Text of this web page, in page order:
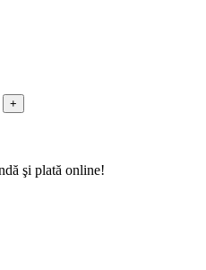
+
şi plată online!